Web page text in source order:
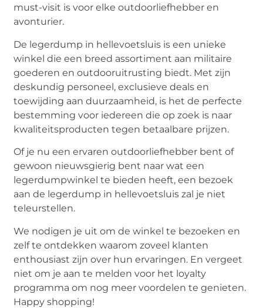
must-visit is voor elke outdoorliefhebber en
avonturier.
De legerdump in hellevoetsluis is een unieke
winkel die een breed assortiment aan militaire
goederen en outdooruitrusting biedt. Met zijn
deskundig personeel, exclusieve deals en
toewijding aan duurzaamheid, is het de perfecte
bestemming voor iedereen die op zoek is naar
kwaliteitsproducten tegen betaalbare prijzen.
Of je nu een ervaren outdoorliefhebber bent of
gewoon nieuwsgierig bent naar wat een
legerdumpwinkel te bieden heeft, een bezoek
aan de legerdump in hellevoetsluis zal je niet
teleurstellen.
We nodigen je uit om de winkel te bezoeken en
zelf te ontdekken waarom zoveel klanten
enthousiast zijn over hun ervaringen. En vergeet
niet om je aan te melden voor het loyalty
programma om nog meer voordelen te genieten.
Happy shopping!